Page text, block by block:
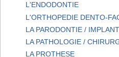
L'ENDODONTIE
L'ORTHOPEDIE DENTO-
LA PARODONTIE /
LA PATHOLOGIE /
LA PROTHESE